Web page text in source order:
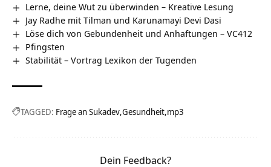
Lerne, deine Wut zu überwinden – Kreative Lesung
Jay Radhe mit Tilman und Karunamayi Devi Dasi
Löse dich von Gebundenheit und Anhaftungen – VC412
Pfingsten
Stabilität – Vortrag Lexikon der Tugenden
TAGGED: Frage an Sukadev Gesundheit mp3
Dein Feedback?